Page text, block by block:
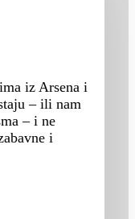
iz Arsena i
– ili nam
– i ne
i